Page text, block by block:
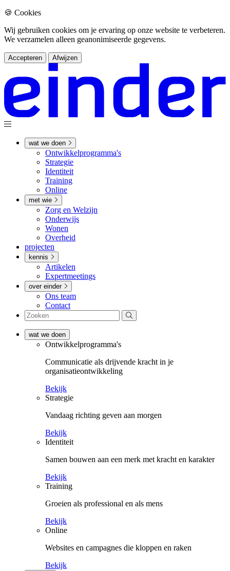
🍪 Cookies
Wij gebruiken cookies om je ervaring op onze website te verbeteren.
We verzamelen alleen geanonimiseerde gegevens.
Accepteren Afwijzen
wat we doen
Ontwikkel­­programma's
Strategie
Identiteit
Training
Online
met wie
Zorg en Welzijn
Onderwijs
Wonen
Overheid
projecten
kennis
Artikelen
Expertmeetings
over einder
Ons team
Contact
wat we doen
Ontwikkel­­programma's
Communicatie als drijvende kracht in je
organisatieontwikkeling
Bekijk
Strategie
Vandaag richting geven aan morgen
Bekijk
Identiteit
Samen bouwen aan een merk met kracht en karakter
Bekijk
Training
Groeien als professional en als mens
Bekijk
Online
Websites en campagnes die kloppen en raken
Bekijk